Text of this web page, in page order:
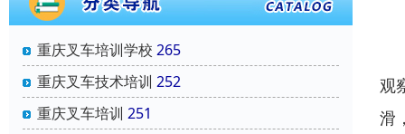
重庆叉车培训学校 265
重庆叉车技术培训 252
重庆叉车培训 251
观
滑